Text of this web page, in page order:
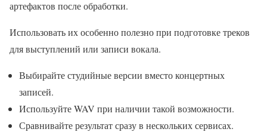
артефактов после обработки.
Использовать их особенно полезно при подготовке треков
для выступлений или записи вокала.
Выбирайте студийные версии вместо концертных
записей.
Используйте WAV при наличии такой возможности.
Сравнивайте результат сразу в нескольких сервисах.